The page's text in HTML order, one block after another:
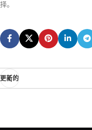
择。
更新的